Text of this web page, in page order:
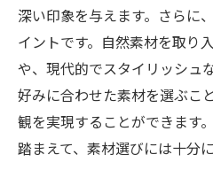
深い印象を与えます。さらに
イントです。自然素材を取り
や、現代的でスタイリッシュ
好みに合わせた素材を選ぶこ
観を実現することができます
踏まえて、素材選びには十分